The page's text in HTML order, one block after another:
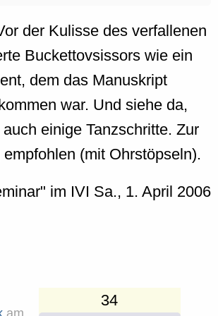
der Kulisse des verfallenen
Buckettovsissors wie ein
dem das Manuskript
war. Und siehe da,
einige Tanzschritte. Zur
(mit Ohrstöpseln).
im IVI Sa., 1. April 2006
34
am